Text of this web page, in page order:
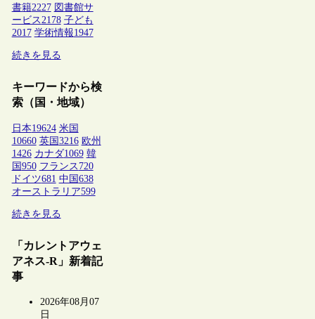
書籍2227 図書館サ
ービス2178 子ども
2017 学術情報1947
続きを見る
キーワードから検
索（国・地域）
日本19624 米国
10660 英国3216 欧州
1426 カナダ1069 韓
国950 フランス 720
ドイツ681 中国638
オーストラリア599
続きを見る
「カレントアウェ
アネス-R」新着記
事
2026年08月07
日